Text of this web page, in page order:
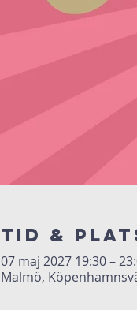
Tid &
07 maj 2027 19:30 –
Malmö,